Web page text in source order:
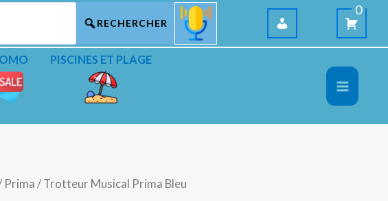
0
PISCINES ET PLAGE
Prima / Trotteur Musical Prima Bleu